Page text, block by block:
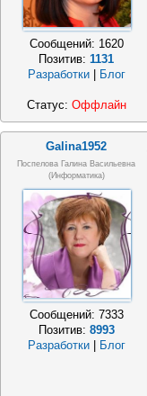
Сообщений: 1620
Позитив:1131
Разработки
Блог
Статус: Оффлайн
Galina1952
Поспелова Галина Васильевна
(информатика)
Сообщений: 7333
Позитив: 8993
Разработки
Блог